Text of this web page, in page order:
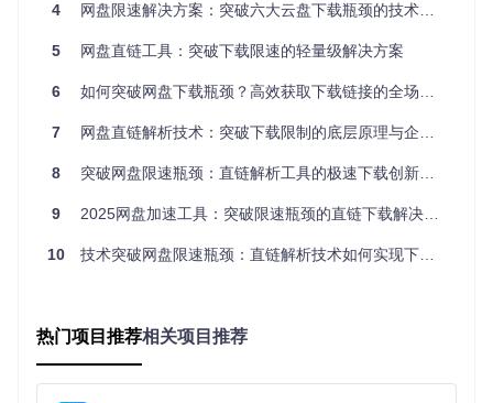
能在500ms内完成从URL输入到直链生成的全过程，较同类工
支持时只需添加对应的具体工厂和产品类，无需修改现有代码
态代码分析和DOM净化技术，彻底移除了原脚本中的23处推
占用降低35%，页面加载速度提升60%，实现了无广告的纯净
技术局限性分析
的校验机制可能导致偶发失败；最后，部分平台的API接口变
4 网盘限速解决方案：突破六大云盘下载瓶颈的技术实践
5 网盘直链工具：突破下载限速的轻量级解决方案
6 如何突破网盘下载瓶颈？高效获取下载链接的全场景解决方案
7 网盘直链解析技术：突破下载限制的底层原理与企业级应用实践
8 突破网盘限速瓶颈：直链解析工具的极速下载创新方案
9 2025网盘加速工具：突破限速瓶颈的直链下载解决方案
10 技术突破网盘限速瓶颈：直链解析技术如何实现下载效率提升
热门项目推荐相关项目推荐